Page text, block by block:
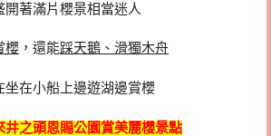
著滿片櫻景相當迷人
櫻 ，還能踩天鵝、滑獨木舟
坐在小船上邊遊湖邊賞櫻
井之頭恩賜公園賞美麗櫻景點